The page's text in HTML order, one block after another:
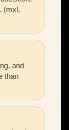
(mxl,
and
than